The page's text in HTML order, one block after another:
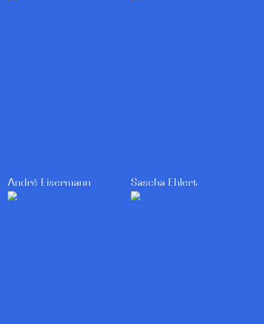
André Eisermann Sascha Ehlert